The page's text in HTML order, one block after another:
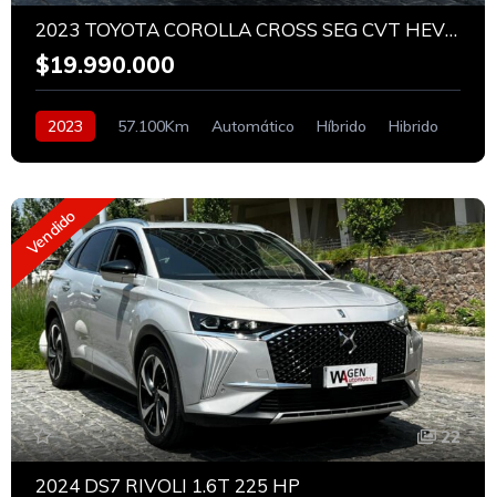
2023 TOYOTA COROLLA CROSS SEG CVT HEV 1.8
$19.990.000
2023 57.100Km Automático Híbrido Hibrido
Vendido
22
2024 DS7 RIVOLI 1.6T 225 HP